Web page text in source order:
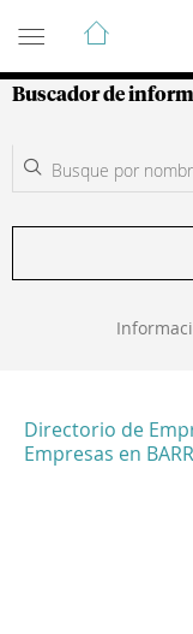
Guía de
Buscador de
Directorio de
Empresas en